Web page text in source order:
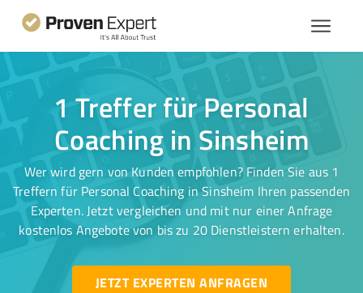
1 Treffer für Personal
Coaching in Sinsheim
Wer wird gern von Kunden empfohlen? Finden Sie aus 1
Treffern für Personal Coaching in Sinsheim Ihren passenden
Experten. Jetzt vergleichen und mit nur einer Anfrage
kostenlos Angebote von bis zu 20 Dienstleistern erhalten.
JETZT EXPERTEN ANFRAGEN